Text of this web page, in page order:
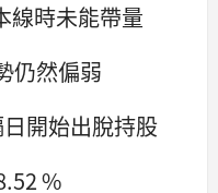
線時未能帶量
仍然偏弱
開始出脫持股
%